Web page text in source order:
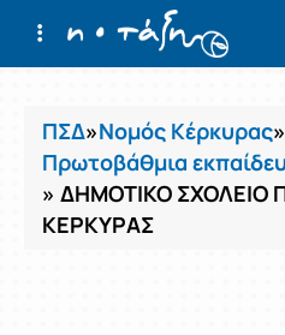
Μαθήματα
ΠΣΔ»Νομός Κέρκυρας»
Πρωτοβάθμια
» ΔΗΜΟΤΙΚΟ ΣΧΟΛΕΙΟ
ΚΕΡΚΥΡΑΣ